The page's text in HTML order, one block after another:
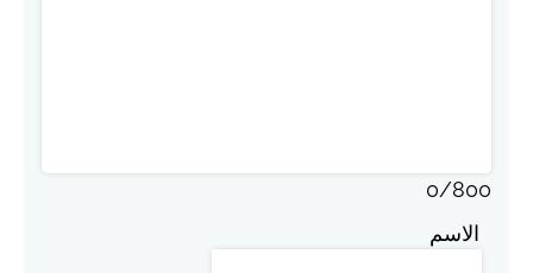
0/800
الاسم